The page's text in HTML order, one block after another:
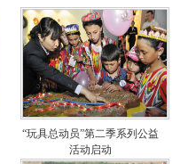
“玩具总动员”第二季系列公益
活动启动